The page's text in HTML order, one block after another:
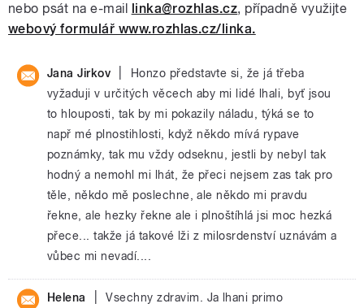
nebo psát na e-mail linka@rozhlas.cz, případně využijte
webový formulář www.rozhlas.cz/linka.
Jana Jirkov
Honzo představte si, že já třeba
vyžaduji v určitých věcech aby mi lidé lhali, byť jsou
to hlouposti, tak by mi pokazily náladu, týká se to
např mé plnostihlosti, když někdo mívá rypave
poznámky, tak mu vždy odseknu, jestli by nebyl tak
hodný a nemohl mi lhát, že přeci nejsem zas tak pro
těle, někdo mě poslechne, ale někdo mi pravdu
řekne, ale hezky řekne ale i plnoštíhlá jsi moc hezká
přece... takže já takové lži z milosrdenství uznávám a
vůbec mi nevadí....
Helena Vsechny zdravim. Ja lhani primo